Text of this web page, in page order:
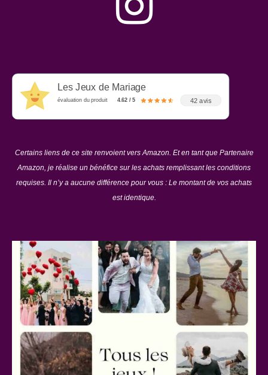
Les Jeux de Mariage
évaluation du produit 4.62 / 5 42 avis
Certains liens de ce site renvoient vers Amazon. Et en tant que Partenaire
Amazon, je réalise un bénéfice sur les achats remplissant les conditions
requises. Il n’y a aucune différence pour vous : Le montant de vos achats
est identique.